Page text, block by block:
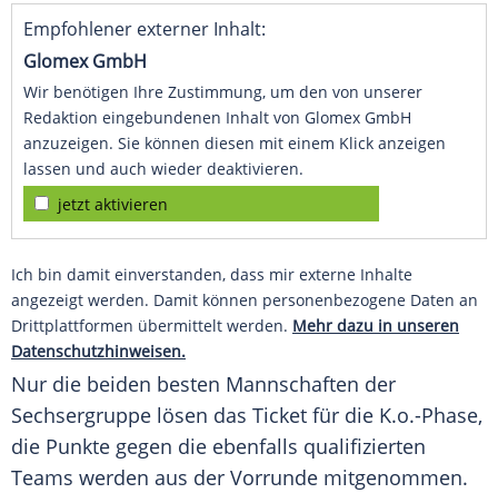
Empfohlener externer Inhalt:
Glomex GmbH
Wir benötigen Ihre Zustimmung, um den von unserer
Redaktion eingebundenen Inhalt von Glomex GmbH
anzuzeigen. Sie können diesen mit einem Klick anzeigen
lassen und auch wieder deaktivieren.
jetzt aktivieren
Ich bin damit einverstanden, dass mir externe Inhalte
angezeigt werden. Damit können personenbezogene Daten an
Drittplattformen übermittelt werden. Mehr dazu in unseren
Datenschutzhinweisen.
Nur die beiden besten Mannschaften der
Sechsergruppe lösen das Ticket für die K.o.-Phase,
die Punkte gegen die ebenfalls qualifizierten
Teams werden aus der Vorrunde mitgenommen.